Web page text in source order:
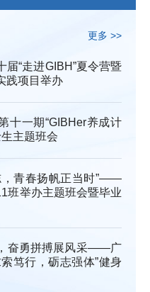
更多 >>
届“走进GIBH”夏令营暨
践项目举办
十一期“GIBHer养成计
主题班会
，青春扬帆正当时”——
班举办主题班会暨毕业
奋勇拼搏展风采——广
笃行，砺志强体”健身